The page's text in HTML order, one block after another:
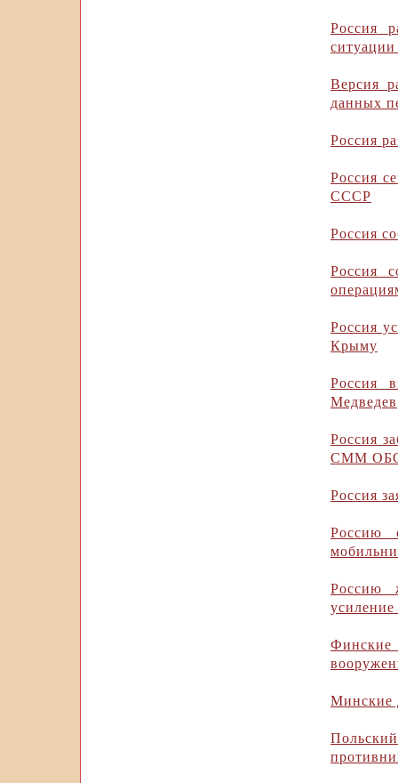
Россия
Версия
данных
Россия
Россия
СССР
Россия
Россия
Россия
Крыму
Россия
Медведев
Россия
СММ
Россия
Россию
Россию
Минские